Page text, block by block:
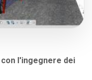
l'ingegnere dei